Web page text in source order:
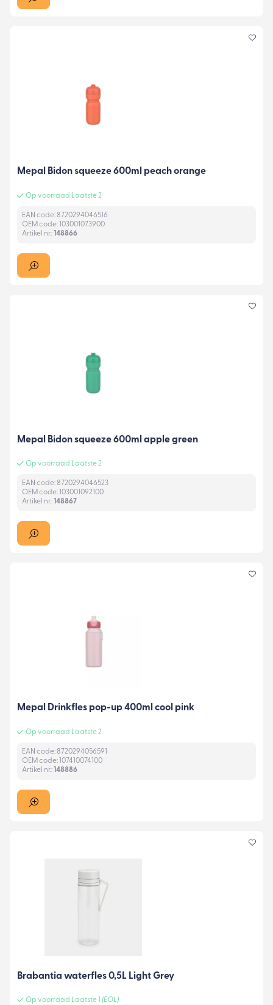
Mepal Bidon squeeze 600ml peach orange
Op voorraad Laatste 2
EAN code: 8720294046516
OEM code: 103001073900
Artikel nr.:148866
Mepal Bidon squeeze 600ml apple green
Op voorraad Laatste 2
EAN code: 8720294046523
OEM code: 103001092100
Artikel nr.: 148867
Mepal Drinkfles pop-up 400ml cool pink
Op voorraad Laatste 2
EAN code: 8720294056591
OEM code: 107410074100
Artikel nr.:148886
Brabantia waterfles 0,5L Light Grey
Op voorraad Laatste 1 (EOL)